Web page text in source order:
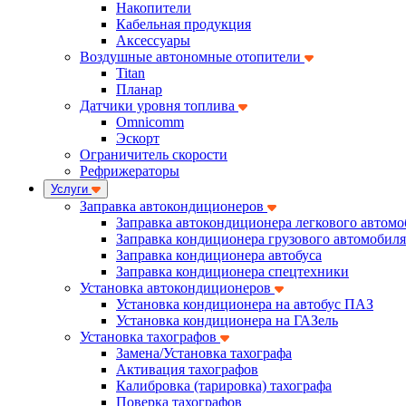
Накопители
Кабельная продукция
Аксессуары
Воздушные автономные отопители
Titan
Планар
Датчики уровня топлива
Omnicomm
Эскорт
Ограничитель скорости
Рефрижераторы
Услуги
Заправка автокондиционеров
Заправка автокондиционера легкового
Заправка кондиционера грузового автомобиля
Заправка кондиционера автобуса
Заправка кондиционера спецтехники
Установка автокондиционеров
Установка кондиционера на автобус ПАЗ
Установка кондиционера на ГАЗель
Установка тахографов
Замена/Установка тахографа
Активация тахографов
Калибровка (тарировка) тахографа
Поверка тахографов